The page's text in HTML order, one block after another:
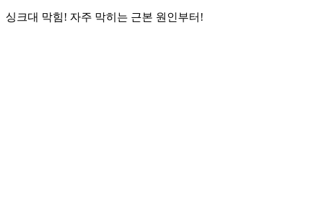
싱크대 막힘! 자주 막히는 근본 원인부터!